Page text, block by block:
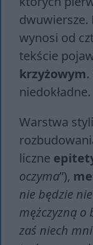
dwuwiersze.
wynosi od
tekście
krzyżowym
niedokładne.
Warstwa
liczne
oczyma”),
nie będzie
mężczyzną
zaś niech